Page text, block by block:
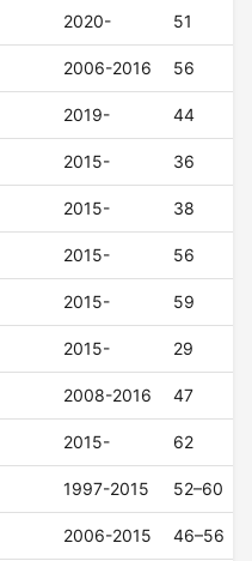
2020- 51
2006-2016 56
2019- 44
2015- 36
2015- 38
2015- 56
2015- 59
2015- 29
2008-2016 47
2015- 62
1997-2015 52–60
2006-2015 46–56